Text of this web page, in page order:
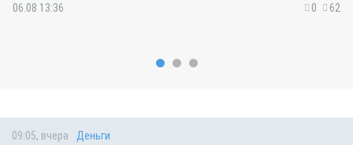
06.08 13:36 0 62
09:05, вчера Деньги